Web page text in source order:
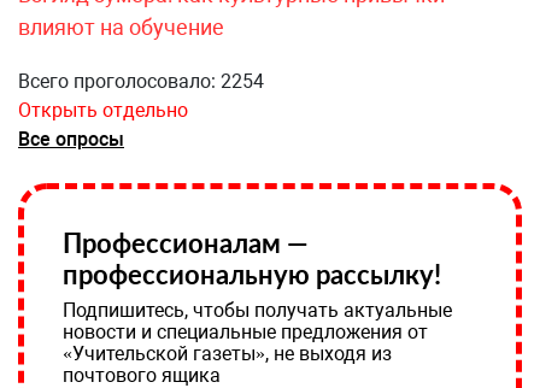
влияют на обучение
Всего проголосовало: 2254
Открыть отдельно
Все опросы
Профессионалам —
профессиональную рассылку!
Подпишитесь, чтобы получать актуальные
новости и специальные предложения от
«Учительской газеты», не выходя из
почтового ящика